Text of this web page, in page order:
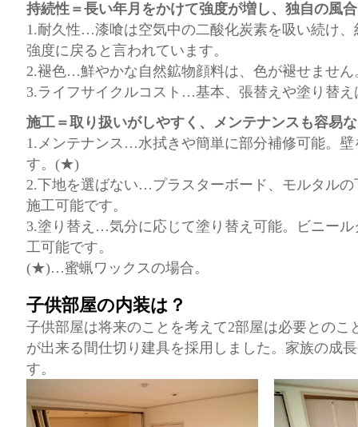
持続性＝長い年月をかけて強度が増し、独自の風
1.耐久性…漆喰は空気中の二酸化炭素を吸い続け、
強度に戻ると言われています。
2.褪色…鮮やかな自然鉱物顔料は、色が褪せませ
3.ライフサイクルコスト…基本、張替えや塗り替え
施工＝取り扱いがしやすく、メンテナンスも容易
1.メンテナンス…水拭きや簡単に部分補修可能。
す。(★)
2.下地を選ばない…プラスターボード、モルタル
施工可能です。
3.塗り替え…気分に応じて塗り替え可能。ビニー
工可能です。
(★)…蜜蝋ワックスの場合。
子供部屋の内装は？
子供部屋は将来のことを考えて2部屋は必要とのこ
が出来る間仕切り建具を採用しました。家族の成
す。